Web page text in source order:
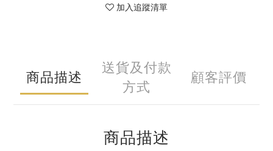
加入追蹤清單
商品描述
送貨及付款
方式
顧客評價
商品描述